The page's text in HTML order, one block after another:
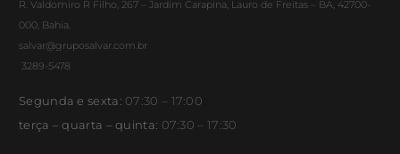
R. Valdomiro R Filho, 267 – Jardim Carapina, Lauro de Freitas – BA, 42700-
000, Bahia.
salvar@gruposalvar.com.br
3289-5478
Segunda e sexta: 07:30 – 17:00
terça – quarta – quinta: 07:30 – 17:30